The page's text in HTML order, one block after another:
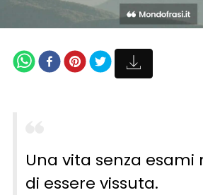
Una vita senza
di essere vissuta.